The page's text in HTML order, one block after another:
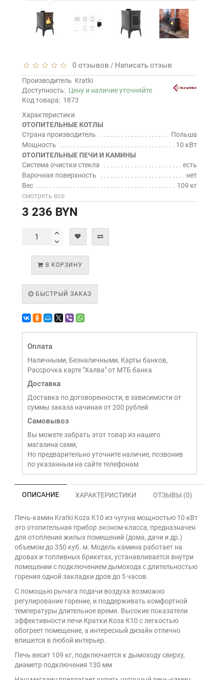
0 отзывов / Написать отзыв
Производитель Kratki
Доступность: Цену и наличие уточняйте
Код товара: 1873
Характеристики
ОТОПИТЕЛЬНЫЕ КОТЛЫ
Страна производитель
Польша
Мощность
10 кВт
ОТОПИТЕЛЬНЫЕ ПЕЧИ И КАМИНЫ
Система очистки стекла
есть
Варочная поверхность
нет
Вес
109 кг
смотреть все
3 236 BYN
В КОРЗИНУ
БЫСТРЫЙ ЗАКАЗ
Оплата
Наличными, Безналичными, Карты банков,
Рассрочка карте "Халва" от МТБ банка
Доставка
Доставка по договоренности, в зависимости от
суммы заказа начиная от 200 рублей
Самовывоз
Вы можете забрать этот товар из нашего
магазина сами,
Но предварительно уточните наличие, позвонив
по указанным на сайте телефонам
ОПИСАНИЕ ХАРАКТЕРИСТИКИ ОТЗЫВЫ (0)
Печь-камин Kratki Koza K10 из чугуна мощностью 10 кВт
это отопительная прибор эконом-класса, предназначен
для отопления жилых помещений (дома, дачи и др.)
объемом до 350 куб. м. Модель камина работает на
дровах и топливных брикетах, устанавливается внутри
помещении с подключением дымохода с длительностью
горения одной закладки дров до 5 часов.
С помощью рычага подачи воздуха возможно
регулирование горение, и поддерживать комфортной
температуры длительное время. Высокие показатели
эффективности печи Кратки Коза К10 с легкостью
обогреет помещение, а интересный дизайн отлично
впишется в любой интерьер.
Печь весит 109 кг, подключается к дымоходу сверху,
диаметр подключения 130 мм